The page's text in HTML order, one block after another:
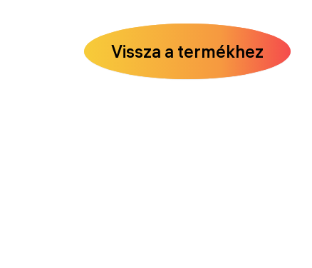
Vissza a termékhez